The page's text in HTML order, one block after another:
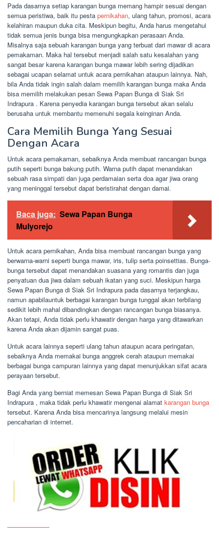
Pada dasarnya setiap karangan bunga memang hampir sesuai dengan
semua peristiwa, baik itu pesta pernikahan, ulang tahun, promosi, acara
kelahiran maupun duka cita. Meskipun begitu, Anda harus mengetahui
tidak semua jenis bunga bisa mengungkapkan perasaan Anda.
Misalnya saja sebuah karangan bunga yang terbuat dari mawar di acara
pemakaman. Maka hal tersebut menjadi salah satu kesalahan yang
sangat besar karena karangan bunga mawar lebih sering dijadikan
sebagai ucapan selamat untuk acara pernikahan ataupun lainnya. Nah,
bila Anda tidak ingin salah dalam memilih karangan bunga maka Anda
bisa memilih melakukan pesan Sewa Papan Bunga di Siak Sri
Indrapura . Karena penyedia karangan bunga tersebut akan selalu
berusaha untuk membantu memenuhi segala keinginan Anda.
Cara Memilih Bunga Yang Sesuai
Dengan Acara
Untuk acara pemakaman, sebaiknya Anda membuat rancangan bunga
putih seperti bunga bakung putih. Warna putih dapat menandakan
sebuah rasa simpati dan juga perdamaian serta doa agar jiwa orang
yang meninggal tersebut dapat beristirahat dengan damai.
Baca juga: Sewa Papan Bunga
Mulyorejo
Untuk acara pernikahan, Anda bisa membuat rancangan bunga yang
berwarna-warni seperti bunga mawar, iris, tulip serta poinsettias. Bunga-
bunga tersebut dapat menandakan suasana yang romantis dan juga
penyatuan dua jiwa dalam sebuah ikatan yang suci. Meskipun harga
Sewa Papan Bunga di Siak Sri Indrapura pada dasarnya terjangkau,
namun apabilauntuk berbagai karangan bunga tunggal akan terbilang
sedikit lebih mahal dibandingkan dengan rancangan bunga biasanya.
Akan tetapi, Anda tidak perlu khawatir dengan harga yang ditawarkan
karena Anda akan dijamin sangat puas.
Untuk acara lainnya seperti ulang tahun ataupun acara peringatan,
sebaiknya Anda memakai bunga anggrek cerah ataupun memakai
berbagai bunga campuran lainnya yang dapat menunjukkan sifat acara
perayaan tersebut.
Bagi Anda yang berniat memesan Sewa Papan Bunga di Siak Sri
Indrapura , maka tidak perlu khawatir mengenai alamat karangan bunga
tersebut. Karena Anda bisa mencarinya langsung melalui mesin
pencaharian di internet.